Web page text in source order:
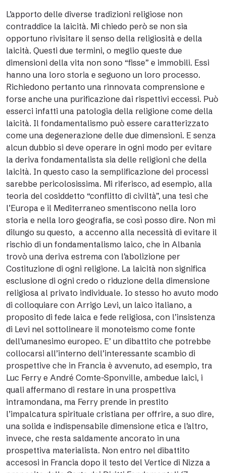
L’apporto delle diverse tradizioni religiose non
contraddice la laicità. Mi chiedo però se non sia
opportuno rivisitare il senso della religiosità e della
laicità. Questi due termini, o meglio queste due
dimensioni della vita non sono “fisse” e immobili. Essi
hanno una loro storia e seguono un loro processo.
Richiedono pertanto una rinnovata comprensione e
forse anche una purificazione dai rispettivi eccessi. Può
esserci infatti una patologia della religione come della
laicità. Il fondamentalismo può essere caratterizzato
come una degenerazione delle due dimensioni. E senza
alcun dubbio si deve operare in ogni modo per evitare
la deriva fondamentalista sia delle religioni che della
laicità. In questo caso la semplificazione dei processi
sarebbe pericolosissima. Mi riferisco, ad esempio, alla
teoria del cosiddetto “conflitto di civiltà”, una tesi che
l’Europa e il Mediterraneo smentiscono nella loro
storia e nella loro geografia, se così posso dire. Non mi
dilungo su questo, a accenno alla necessità di evitare il
rischio di un fondamentalismo laico, che in Albania
trovò una deriva estrema con l’abolizione per
Costituzione di ogni religione. La laicità non significa
esclusione di ogni credo o riduzione della dimensione
religiosa al privato individuale. Io stesso ho avuto modo
di colloquiare con Arrigo Levi, un laico italiano, a
proposito di fede laica e fede religiosa, con l’insistenza
di Levi nel sottolineare il monoteismo come fonte
dell’umanesimo europeo. E’ un dibattito che potrebbe
collocarsi all’interno dell’interessante scambio di
prospettive che in Francia è avvenuto, ad esempio, tra
Luc Ferry e André Comte-Sponville, ambedue laici, i
quali affermano di restare in una prospettiva
intramondana, ma Ferry prende in prestito
l’impalcatura spirituale cristiana per offrire, a suo dire,
una solida e indispensabile dimensione etica e l’altro,
invece, che resta saldamente ancorato in una
prospettiva materialista. Non entro nel dibattito
accesosi in Francia dopo il testo del Vertice di Nizza a